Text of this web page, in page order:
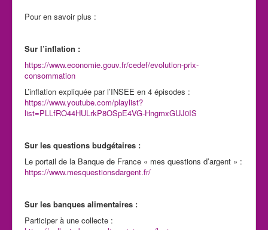
Pour en savoir plus :
Sur l’inflation :
https://www.economie.gouv.fr/cedef/evolution-prix-
consommation
L’inflation expliquée par l’INSEE en 4 épisodes :
https://www.youtube.com/playlist?
list=PLLfRO44HULrkP8OSpE4VG-HngmxGUJ0IS
Sur les questions budgétaires :
Le portail de la Banque de France « mes questions d’argent » :
https://www.mesquestionsdargent.fr/
Sur les banques alimentaires :
Participer à une collecte :